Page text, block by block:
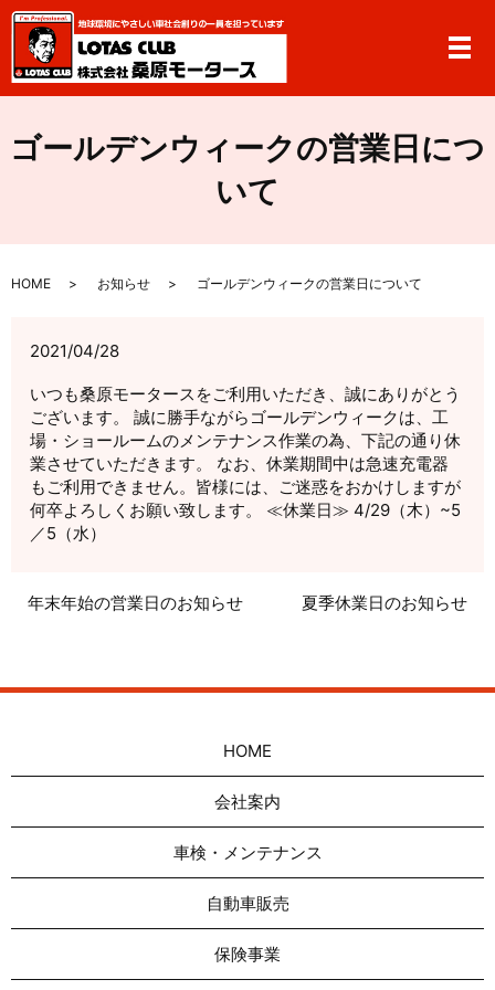
メ
ゴールデンウィークの営業日につ
いて
HOME お知らせ ゴールデンウィークの営業日について
2021/04/28
いつも桑原モータースをご利用いただき、誠にありがとう
ございます。 誠に勝手ながらゴールデンウィークは、工
場・ショールームのメンテナンス作業の為、下記の通り休
業させていただきます。 なお、休業期間中は急速充電器
もご利用できません。皆様には、ご迷惑をおかけしますが
何卒よろしくお願い致します。 ≪休業日≫ 4/29（木）~5
／5（水）
年末年始の営業日のお知らせ 夏季休業日のお知らせ
HOME
会社案内
車検・メンテナンス
自動車販売
保険事業